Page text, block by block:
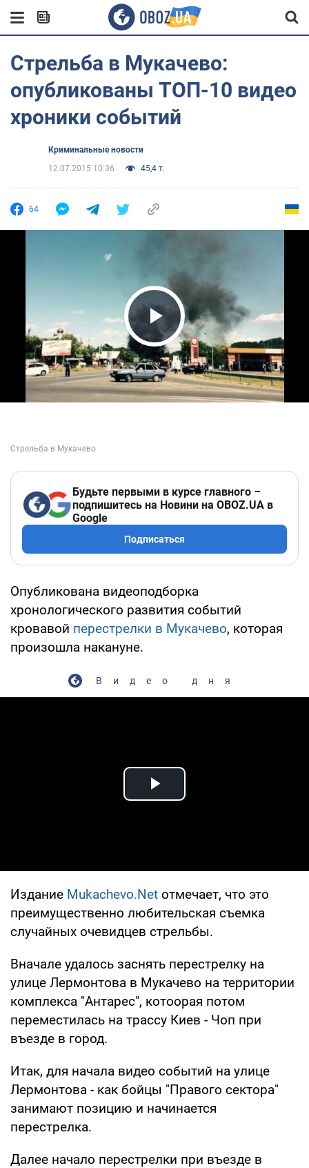
Стрельба в Мукачево:
опубликованы ТОП-10 видео
хроники событий
Криминальные новости
12.07.2015 10:36
45,4 т.
64
Play Video
Будьте первыми в курсе главного –
подпишитесь на Новини на OBOZ.UA в
Google
Подписаться
Опубликована видеоподборка
хронологического развития событий
кровавой перестрелки в Мукачево, которая
произошла накануне.
Видео дня
Play Video
Издание Mukachevo.Net отмечает, что это
преимущественно любительская съемка
случайных очевидцев стрельбы.
Вначале удалось заснять перестрелку на
улице Лермонтова в Мукачево на территории
комплекса "Антарес", котоорая потом
переместилась на трассу Киев - Чоп при
въезде в город.
Итак, для начала видео событий на улице
Лермонтова - как бойцы "Правого сектора"
занимают позицию и начинается
перестрелка.
Далее начало перестрелки при въезде в